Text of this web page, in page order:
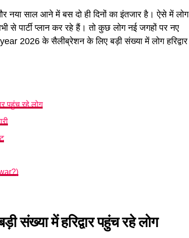
साल आने में बस दो ही दिनों का इंतजार है। ऐसे में लोग
पार्टी प्लान कर रहे हैं। तो कुछ लोग नई जगहों पर नए
2026 के सैलीब्रेशन के लिए बड़ी संख्या में लोग हरिद्वार
पहुंच रहे लोग
में हरिद्वार पहुंच रहे लोग